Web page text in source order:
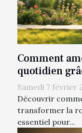
Comment
quotidien
Samedi 7 février
Découvrir
transformer la
essentiel pour...